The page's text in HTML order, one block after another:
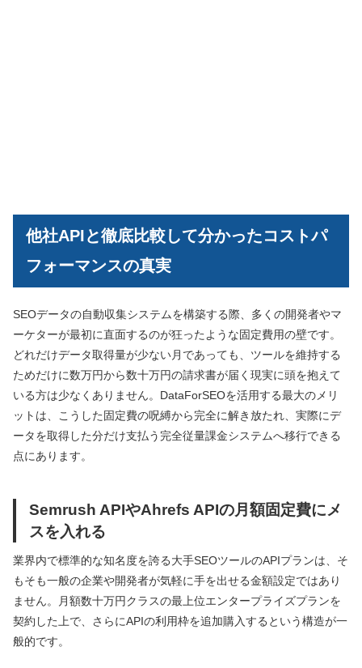
他社APIと徹底比較して分かったコストパ
フォーマンスの真実
SEOデータの自動収集システムを構築する際、多くの開発者やマ
ーケターが最初に直面するのが狂ったような固定費用の壁です。
どれだけデータ取得量が少ない月であっても、ツールを維持する
ためだけに数万円から数十万円の請求書が届く現実に頭を抱えて
いる方は少なくありません。DataForSEOを活用する最大のメリ
ットは、こうした固定費の呪縛から完全に解き放たれ、実際にデ
ータを取得した分だけ支払う完全従量課金システムへ移行できる
点にあります。
Semrush APIやAhrefs APIの月額固定費にメ
スを入れる
業界内で標準的な知名度を誇る大手SEOツールのAPIプランは、そ
もそも一般の企業や開発者が気軽に手を出せる金額設定ではあり
ません。月額数十万円クラスの最上位エンタープライズプランを
契約した上で、さらにAPIの利用枠を追加購入するという構造が一
般的です。